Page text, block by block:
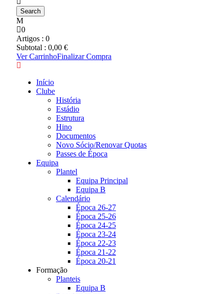
0
Artigos : 0
Subtotal : 0,00 €
Ver CarrinhoFinalizar Compra
Início
Clube
História
Estádio
Estrutura
Hino
Documentos
Novo Sócio/Renovar Quotas
Passes de Época
Equipa
Plantel
Equipa Principal
Equipa B
Calendário
Época 26-27
Época 25-26
Época 24-25
Época 23-24
Época 22-23
Época 21-22
Época 20-21
Formação
Planteis
Equipa B